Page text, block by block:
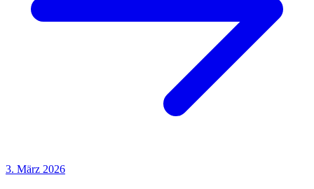
3. März 2026